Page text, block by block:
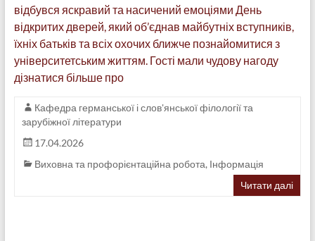
відбувся яскравий та насичений емоціями День
відкритих дверей, який об’єднав майбутніх вступників,
їхніх батьків та всіх охочих ближче познайомитися з
університетським життям. Гості мали чудову нагоду
дізнатися більше про
Кафедра германської і слов'янської філології та
зарубіжної літератури
17.04.2026
Виховна та профорієнтаційна робота, Інформація
Читати далі